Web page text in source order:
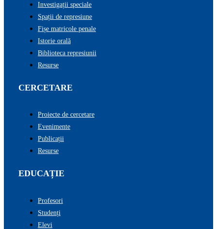
Investigații speciale
Spații de represiune
Fișe matricole penale
Istorie orală
Biblioteca represiunii
Resurse
CERCETARE
Proiecte de cercetare
Evenimente
Publicații
Resurse
EDUCAȚIE
Profesori
Studenți
Elevi